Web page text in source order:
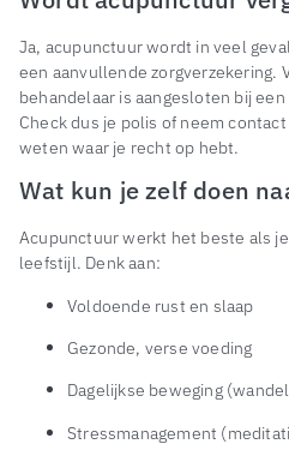
Ja, acupunctuur wordt in veel
een aanvullende zorgverzekering.
behandelaar is aangesloten bij
Check dus je polis of neem
weten waar je recht op hebt.
Wat kun je zelf doen
Acupunctuur werkt het beste als
leefstijl. Denk aan:
Voldoende rust en slaap
Gezonde, verse voeding
Dagelijkse beweging
Stressmanagement